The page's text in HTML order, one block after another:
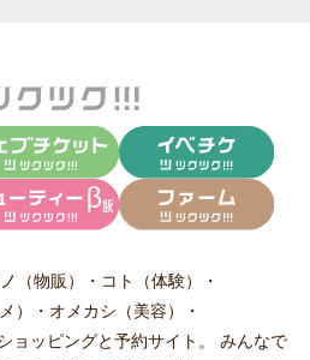
（物販） ・ コト（体験）
・
）
・ オメカシ（美容）
・
ョッピングと予約サイト。
みんなで